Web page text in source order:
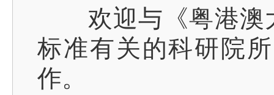
欢迎与《粤港澳
标准有关的科研院
作。